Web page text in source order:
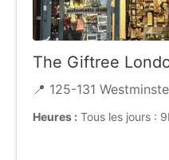
The Giftree
📍 125-131
Heures : Tous les jours :